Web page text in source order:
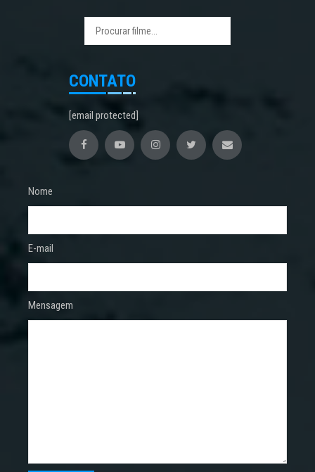
CONTATO
[email protected]
Nome
E-mail
Mensagem